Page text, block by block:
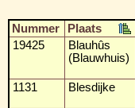
Nummer Plaats
19425
Blauhûs
(Blauwhuis)
1131 Blesdijke